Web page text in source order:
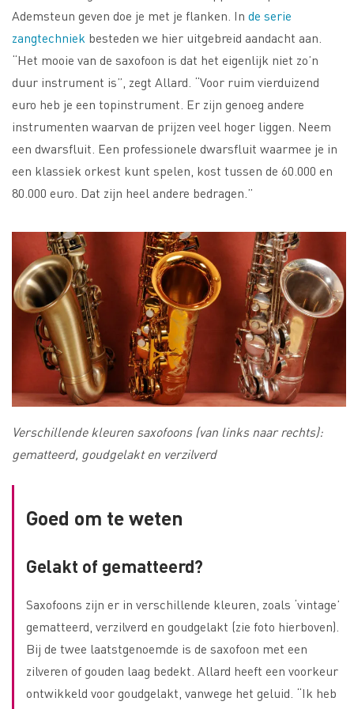
Ademsteun geven doe je met je flanken. In de serie
zangtechniek besteden we hier uitgebreid aandacht aan.
“Het mooie van de saxofoon is dat het eigenlijk niet zo’n
duur instrument is”, zegt Allard. “Voor ruim vierduizend
euro heb je een topinstrument. Er zijn genoeg andere
instrumenten waarvan de prijzen veel hoger liggen. Neem
een dwarsfluit. Een professionele dwarsfluit waarmee je in
een klassiek orkest kunt spelen, kost tussen de 60.000 en
80.000 euro. Dat zijn heel andere bedragen.”
Verschillende kleuren saxofoons (van links naar rechts):
gematteerd, goudgelakt en verzilverd
Goed om te weten
Gelakt of gematteerd?
Saxofoons zijn er in verschillende kleuren, zoals ‘vintage’
gematteerd, verzilverd en goudgelakt (zie foto hierboven).
Bij de twee laatstgenoemde is de saxofoon met een
zilveren of gouden laag bedekt. Allard heeft een voorkeur
ontwikkeld voor goudgelakt, vanwege het geluid. “Ik heb